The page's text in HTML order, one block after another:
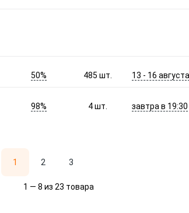
50% 485шт. 13 - 16
98% 4шт. завтра в 19:30
1 2 3
1 — 8 из 23 товара